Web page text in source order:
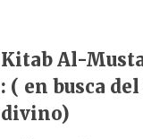
Kitab Al-
: ( en busca
divino)